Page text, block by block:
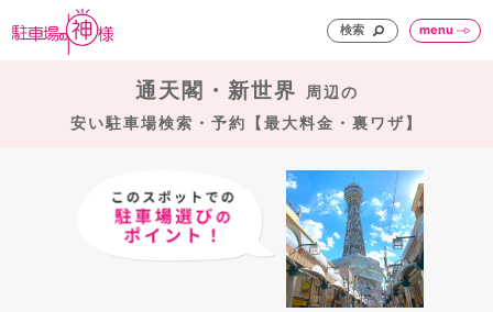
検索 menu
通天閣・新世界
周辺の
安い駐車場検索・予約【最大料金・裏ワザ】